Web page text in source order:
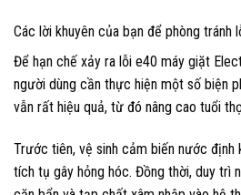
Các lời khuyên của bạn để phòng
Để hạn chế xảy ra lỗi e40 máy giặt
người dùng cần thực hiện một số biện
vẫn rất hiệu quả, từ đó nâng cao tuổi
Trước tiên, vệ sinh cảm biến nước định
tích tụ gây hỏng hóc. Đồng thời, duy trì